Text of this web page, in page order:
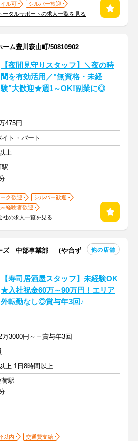
ル可
シルバー歓迎
タルサポートの求人一覧を見る
ム豊川萩山町/50810902
【夜間見守りスタッフ】＼夜の時
間を有効活用／"無資格・未経
験"大歓迎★週1～OK!副業に◎
475円
ト・パート
上
ク歓迎
シルバー歓迎
未経験者歓迎
社の求人一覧を見る
ズ 中部事業部 （や台ず
他の店舗
【寿司居酒屋スタッフ】未経験OK
★入社祝金60万～90万円！エリア
外転勤なし◎賞与年3回♪
万3000円～＋賞与年3回
上 1日8時間以上
荷駅
以内
交通費支給